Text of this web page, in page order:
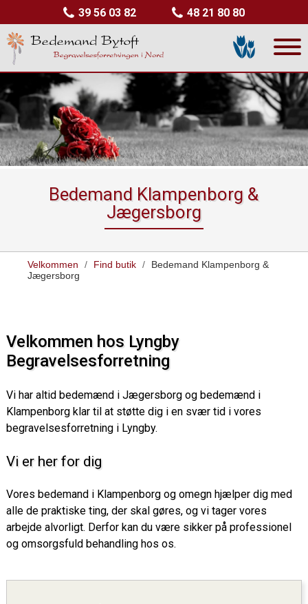
39 56 03 82 48 21 80 80
Bedemand Klampenborg &
Jægersborg
Velkommen / Find butik /
Bedemand Klampenborg &
Jægersborg
Velkommen hos Lyngby
Begravelsesforretning
Vi har altid bedemænd i Jægersborg og bedemænd i
Klampenborg klar til at støtte dig i en svær tid i vores
begravelsesforretning i Lyngby.
Vi er her for dig
Vores bedemand i Klampenborg og omegn hjælper dig med
alle de praktiske ting, der skal gøres, og vi tager vores
arbejde alvorligt. Derfor kan du være sikker på professionel
og omsorgsfuld behandling hos os.